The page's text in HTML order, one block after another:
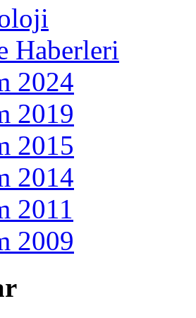
Haberleri
2024
2019
2015
2014
2011
2009